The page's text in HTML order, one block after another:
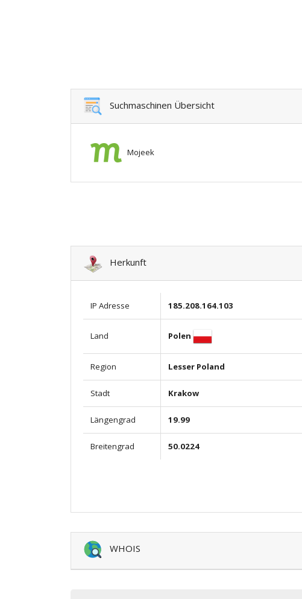
Suchmaschinen Übersicht
Mojeek
Herkunft
IP Adresse 185.208.164.103
Land Polen
Region Lesser Poland
Stadt Krakow
Längengrad 19.99
Breitengrad 50.0224
WHOIS